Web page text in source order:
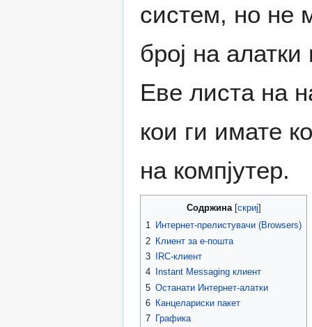
систем, но не
број на
Еве листа на
кои ги имате
на компјутер.
Содржина
1 Интернет-прелистувачи (Browsers)
2 Клиент за е-пошта
3
IRC-клиент
4
Instant Messaging клиент
5 Останати Интернет-алатки
6 Канцелариски пакет
7 Графика